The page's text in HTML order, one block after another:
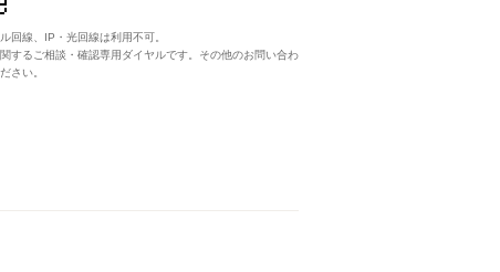
回線、IP・光回線は利用不可。
するご相談・確認専用ダイヤルです。その他のお問い合わ
さい。